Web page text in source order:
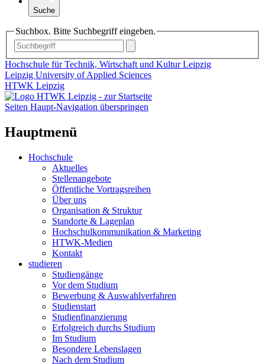
Suche
Suchbox. Bitte Suchbegriff eingeben.
Hochschule für Technik, Wirtschaft und Kultur Leipzig
Leipzig University of Applied Sciences
HTWK Leipzig
Seiten Haupt-Navigation überspringen
Hauptmenü
Hochschule
Aktuelles
Stellenangebote
Öffentliche Vortragsreihen
Über uns
Organisation & Struktur
Standorte & Lageplan
Hochschulkommunikation & Marketing
HTWK-Medien
Kontakt
studieren
Studiengänge
Vor dem Studium
Bewerbung & Auswahlverfahren
Studienstart
Studienfinanzierung
Erfolgreich durchs Studium
Im Studium
Besondere Lebenslagen
Nach dem Studium